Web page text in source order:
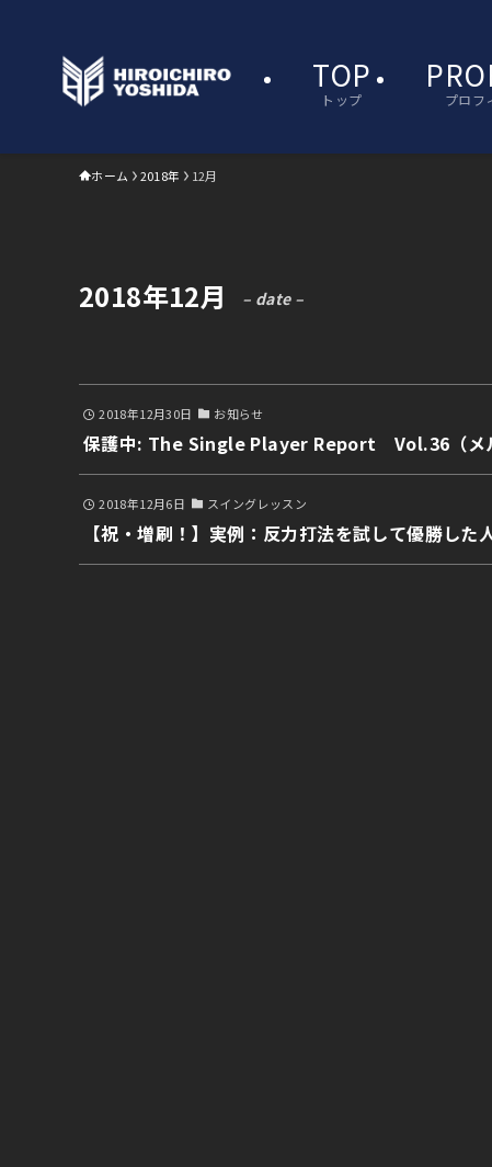
TOP
トップ プロフ
ホーム 2018年 12月
2018年12月 – date –
2018年12月30日 お知らせ
保護中: The Single Player Report Vol.36（メル
2018年12月6日 スイングレッスン
【祝・増刷！】実例：反力打法を試して優勝した